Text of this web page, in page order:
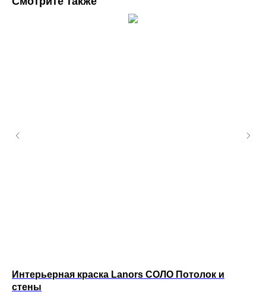
Интерьерная краска Lanors СОЛО Потолок и
стены